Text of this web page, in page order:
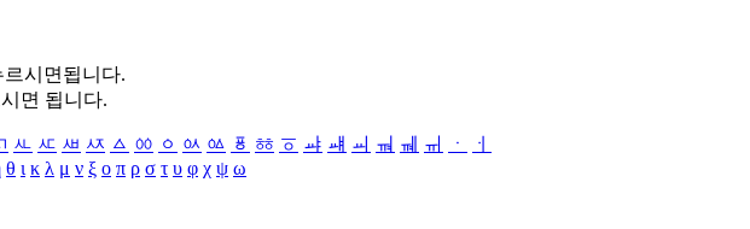
르시면됩니다.
면 됩니다.
ㅻ ㅼ ㅽ ㅾ ㅿ ㆀ ㆁ ㆂ ㆃ ㆄ ㆅ ㆆ ㆇ ㆈ ㆉ ㆊ ㆋ ㆌ ㆍ
ㆎ
θ ι κ λ μ ν ξ ο π ρ σ τ υ φ χ ψ ω